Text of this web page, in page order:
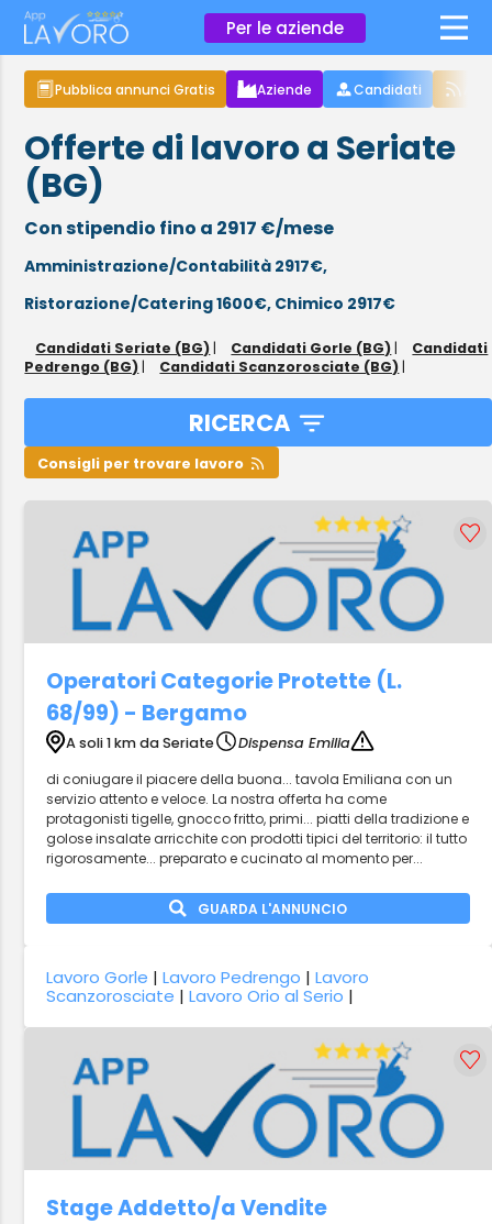
Per le aziende ×
Pubblica annunci Gratis Aziende Candidati
Offerte di lavoro a Seriate
(BG)
Con stipendio fino a 2917 €/mese
Amministrazione/Contabilità 2917€,
Ristorazione/Catering 1600€, Chimico 2917€
Candidati Seriate (BG) | Candidati Gorle (BG) |
Candidati
Pedrengo (BG) | Candidati Scanzorosciate (BG) |
RICERCA
Consigli per trovare lavoro
Operatori Categorie Protette (L.
68/99) - Bergamo
A soli 1 km da Seriate
Dispensa Emilia
di coniugare il piacere della buona... tavola Emiliana con un
servizio attento e veloce. La nostra offerta ha come
protagonisti tigelle, gnocco fritto, primi... piatti della tradizione e
golose insalate arricchite con prodotti tipici del territorio: il tutto
rigorosamente... preparato e cucinato al momento per...
GUARDA L'ANNUNCIO
Lavoro Gorle |Lavoro Pedrengo |Lavoro
Scanzorosciate |Lavoro Orio al Serio |
Stage Addetto/a Vendite